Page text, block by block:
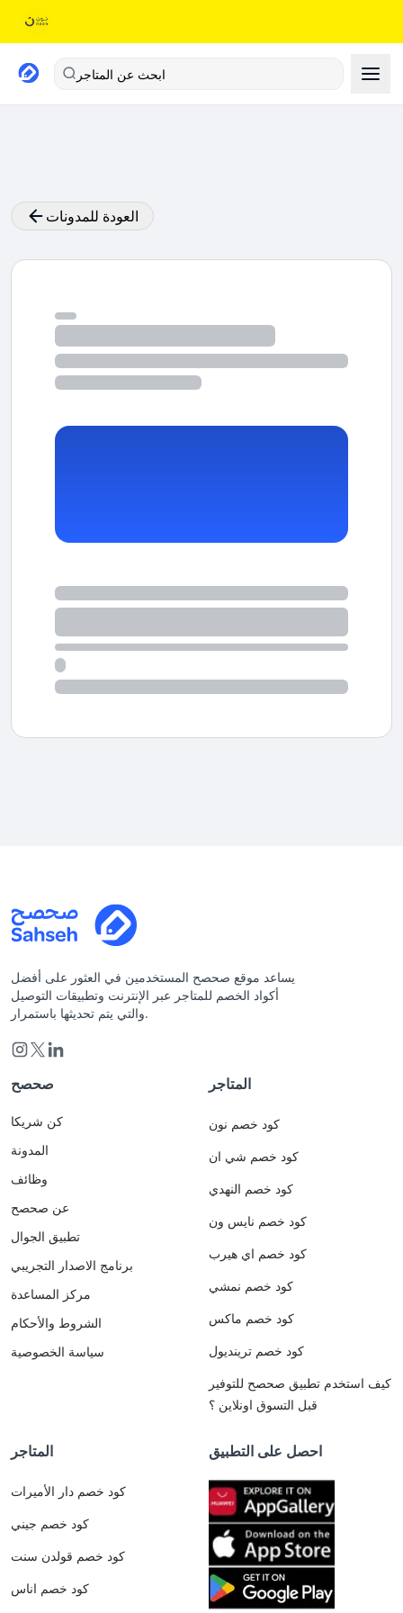
ابحث عن المتاجر
العودة للمدونات
يساعد موقع صحصح المستخدمين في العثور على أفضل
أكواد الخصم للمتاجر عبر الإنترنت وتطبيقات التوصيل
والتي يتم تحديثها باستمرار.
صحصح
كن شريكا
المدونة
وظائف
عن صحصح
تطبيق الجوال
برنامج الاصدار التجريبي
مركز المساعدة
الشروط والأحكام
سياسة الخصوصية
المتاجر
كود خصم نون
كود خصم شي ان
كود خصم النهدي
كود خصم نايس ون
كود خصم اي هيرب
كود خصم نمشي
كود خصم ماكس
كود خصم ترينديول
كيف استخدم تطبيق صحصح للتوفير
قبل التسوق اونلاين ؟
المتاجر
كود خصم دار الأميرات
كود خصم جيني
كود خصم قولدن سنت
كود خصم اناس
احصل على التطبيق